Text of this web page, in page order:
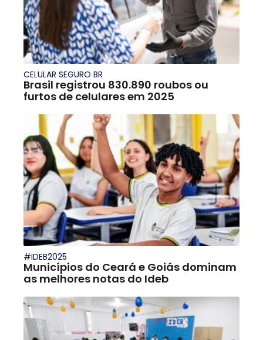
CELULAR SEGURO BR
Brasil registrou 830.890 roubos ou
furtos de celulares em 2025
#IDEB2025
Municípios do Ceará e Goiás dominam
as melhores notas do Ideb